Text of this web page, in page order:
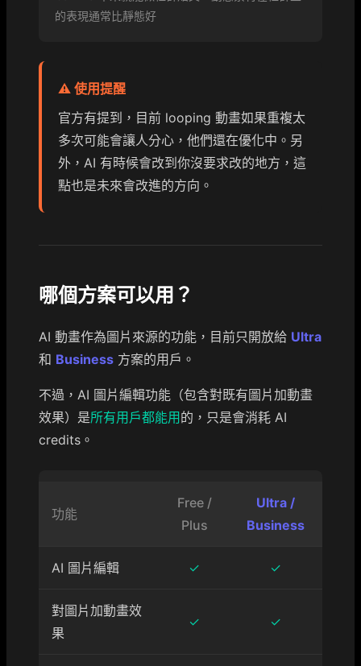
的表現通常比靜態好
⚠️ 使用提醒
官方有提到，目前 looping 動畫如果重複太
多次可能會讓人分心，他們還在優化中。另
外，AI 有時候會改到你沒要求改的地方，這
點也是未來會改進的方向。
哪個方案可以用？
AI 動畫作為圖片來源的功能，目前只開放給 Ultra
和 Business 方案的用戶。
不過，AI 圖片編輯功能（包含對既有圖片加動畫
效果）是所有用戶都能用的，只是會消耗 AI
credits。
功能
Free /
Plus
Ultra /
Business
AI 圖片編輯 ✓ ✓
對圖片加動畫效
果
✓ ✓